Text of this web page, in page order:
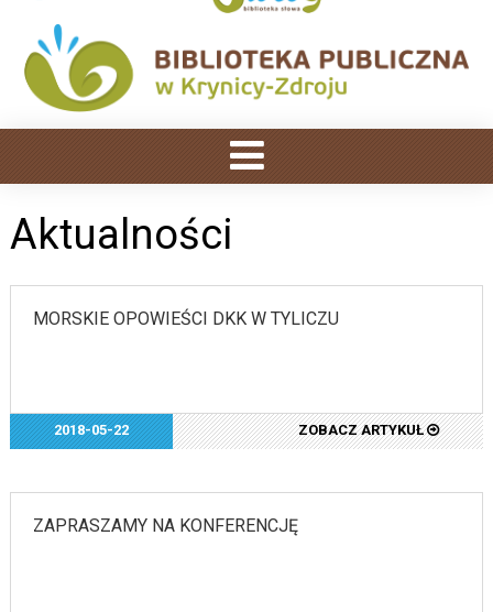
Aktualności
MORSKIE OPOWIEŚCI DKK W TYLICZU
2018-05-22 ZOBACZ ARTYKUŁ
ZAPRASZAMY NA KONFERENCJĘ